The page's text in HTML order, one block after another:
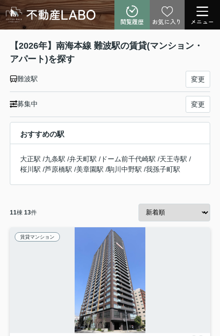
閲覧履歴 お気に入り メニュー
【2026年】南海本線 難波駅の賃貸(マンション・
アパート)を探す
難波駅 変更
募集中 変更
おすすめの駅
大正駅 /九条駅 /弁天町駅 / ドーム前千代崎駅 /天王寺駅 /
桜川駅 /芦原橋駅 /美章園駅 /駒川中野駅 /我孫子町駅
11棟 13件
賃貸マンション